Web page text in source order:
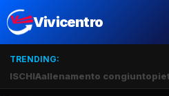
Vivicentro
TRENDING:
ISCHIAallenamento congiunto